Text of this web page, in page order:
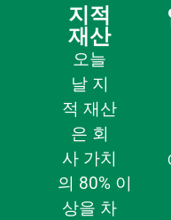
지적
재산
오늘
날 지
적 재산
은 회
사 가치
의 80% 이
상을 차